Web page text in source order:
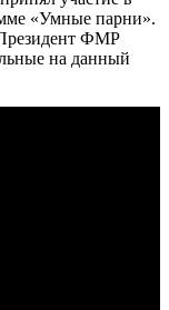
«Умные парни».
ФМР
на данный